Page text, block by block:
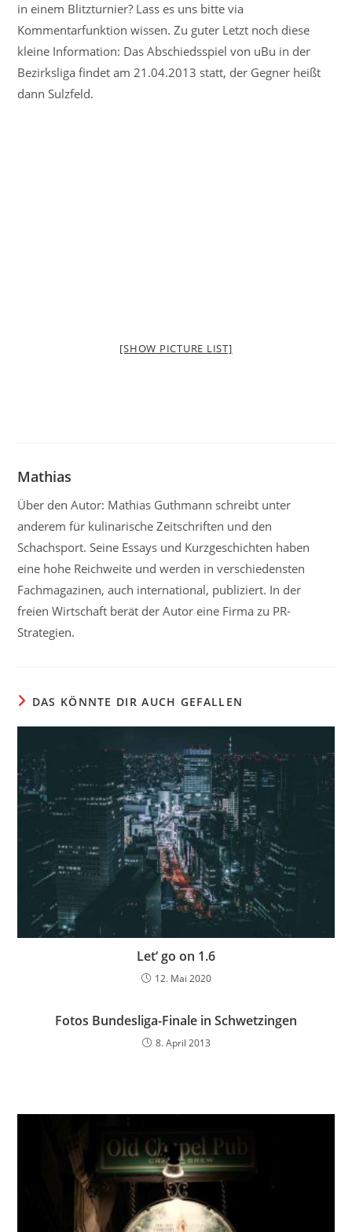
in einem Blitzturnier? Lass es uns bitte via
Kommentarfunktion wissen. Zu guter Letzt noch diese
kleine Information: Das Abschiedsspiel von uBu in der
Bezirksliga findet am 21.04.2013 statt, der Gegner heißt
dann Sulzfeld.
[SHOW PICTURE LIST]
Mathias
Über den Autor: Mathias Guthmann schreibt unter
anderem für kulinarische Zeitschriften und den
Schachsport. Seine Essays und Kurzgeschichten haben
eine hohe Reichweite und werden in verschiedensten
Fachmagazinen, auch international, publiziert. In der
freien Wirtschaft berät der Autor eine Firma zu PR-
Strategien.
DAS KÖNNTE DIR AUCH GEFALLEN
Let‘ go on 1.6
12. Mai 2020
Fotos Bundesliga-Finale in Schwetzingen
8. April 2013